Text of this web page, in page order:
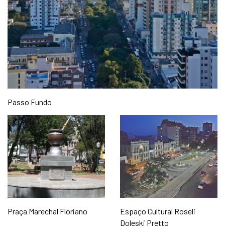
Passo Fundo
Praça Marechal Floriano
Espaço Cultural Roseli
Doleski Pretto